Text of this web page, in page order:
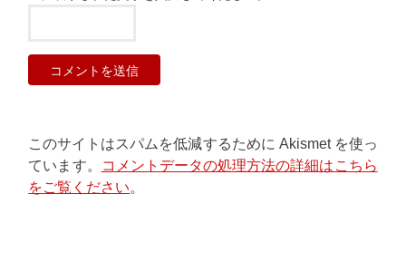
このサイトはスパムを低減するために Akismet を使っ
ています。
コメントデータの処理方法の詳細はこちら
をご覧ください。